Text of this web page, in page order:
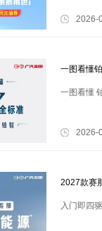
2026-
一图看懂
一图看懂
2026-
2027款赛
入门即四